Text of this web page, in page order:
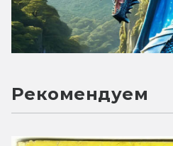
Рекомендуем